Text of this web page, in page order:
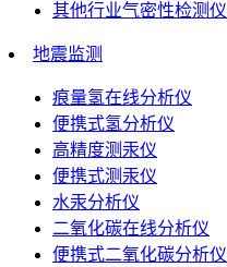
其他行业气密性检测仪
地震监测
痕量氢在线分析仪
便携式氢分析仪
高精度测汞仪
便携式测汞仪
水汞分析仪
二氧化碳在线分析仪
便携式二氧化碳分析仪